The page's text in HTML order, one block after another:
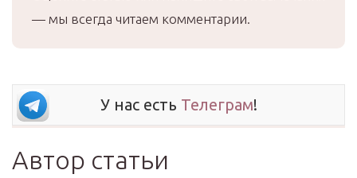
— мы всегда читаем комментарии.
У нас есть Телеграм!
Автор статьи